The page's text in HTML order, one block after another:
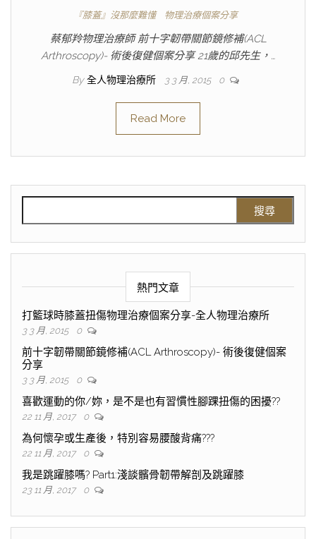
『膝蓋』沒那麼難懂 物理治療個案分享
蔡郁羚物理治療師 前十字韌帶關節鏡修補(ACL
Arthroscopy)- 術後復健個案分享 21歲的邱先生，…
By 全人物理治療所 3 3 月, 2015 0
Read More
熱門文章
打籃球時膝蓋扭傷物理治療個案分享-全人物理治療所
3 3 月, 2015 0
前十字韌帶關節鏡修補(ACL Arthroscopy)- 術後復健個案
分享
3 3 月, 2015 0
喜歡運動的你/妳，是不是也有習慣性腳踝扭傷的困擾??
22 11 月, 2017 0
為何懷孕或生產後，特別容易腰酸背痛???
22 11 月, 2017 0
我是跳躍膝嗎? Part1:淺談髕骨韌帶解剖及跳躍膝
23 11 月, 2017 0